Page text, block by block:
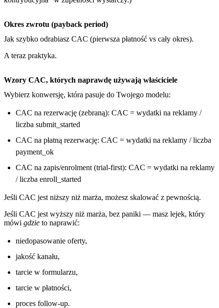
Okres zwrotu (payback period)
Jak szybko odrabiasz CAC (pierwsza płatność vs cały okres).
A teraz praktyka.
Wzory CAC, których naprawdę używają właściciele
Wybierz konwersję, która pasuje do Twojego modelu:
CAC na rezerwację (zebraną): CAC = wydatki na reklamy /
liczba submit_started
CAC na płatną rezerwację: CAC = wydatki na reklamy / liczba
payment_ok
CAC na zapis/enrolment (trial-first): CAC = wydatki na reklamy
/ liczba enroll_started
Jeśli CAC jest niższy niż marża, możesz skalować z pewnością.
Jeśli CAC jest wyższy niż marża, bez paniki — masz lejek, który
mówi gdzie to naprawić:
niedopasowanie oferty,
jakość kanału,
tarcie w formularzu,
tarcie w płatności,
proces follow-up.